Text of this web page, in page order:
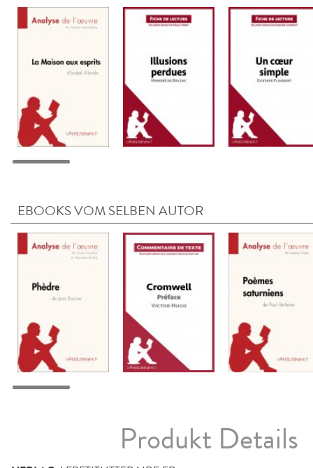
EBOOKS VOM SELBEN AUTOR
Produkt Details